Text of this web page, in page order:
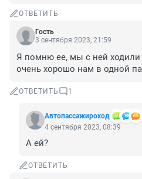
ОТВЕТИТЬ
Гость
3 сентября 2023, 21:59
Я помню ее, мы с ней ходили
очень хорошо нам в одной
ОТВЕТИТЬ 1
Автопассажироход
4 сентября 2023, 08:39
А ей?
ОТВЕТИТЬ